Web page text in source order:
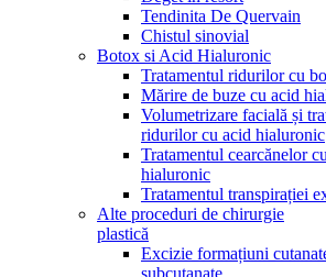
Tendinita De Quervain
Chistul sinovial
Botox si Acid Hialuronic
Tratamentul ridurilor cu
Mărire de buze cu acid
Volumetrizare facială și
ridurilor cu acid hialuronic
Tratamentul cearcănelor
hialuronic
Tratamentul transpirației
Alte proceduri de chirurgie
plastică
Excizie formațiuni